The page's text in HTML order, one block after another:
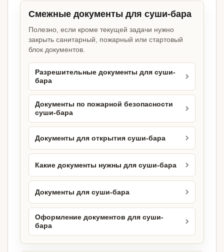
Смежные документы для суши-бара
Полезно, если кроме текущей задачи нужно
закрыть санитарный, пожарный или стартовый
блок документов.
Разрешительные документы для суши-
бара
Документы по пожарной безопасности
суши-бара
Документы для открытия суши-бара
Какие документы нужны для суши-бара
Документы для суши-бара
Оформление документов для суши-
бара